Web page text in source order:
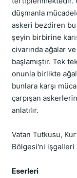
düşmanla
askeri bezdiren
şeyin birbirine
civarında ağalar
başlamıştır. Tek
onunla birlikte
bunlara karşı
çarpışan
anlatılır.
Vatan Tutkusu,
Bölgesi'ni işgalleri
Eserleri